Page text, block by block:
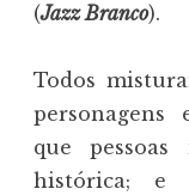
(Jazz Branco).
Todos
personagens
que
histórica; e